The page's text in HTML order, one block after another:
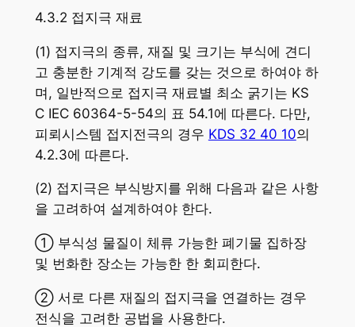
4.3.2 접지극 재료
(1) 접지극의 종류, 재질 및 크기는 부식에 견디
고 충분한 기계적 강도를 갖는 것으로 하여야 하
며, 일반적으로 접지극 재료별 최소 굵기는 KS
C IEC 60364-5-54의 표 54.1에 따른다. 다만,
피뢰시스템 접지전극의 경우 KDS 32 40 10의
4.2.3에 따른다.
(2) 접지극은 부식방지를 위해 다음과 같은 사항
을 고려하여 설계하여야 한다.
① 부식성 물질이 체류 가능한 폐기물 집하장
및 번화한 장소는 가능한 한 회피한다.
② 서로 다른 재질의 접지극을 연결하는 경우
전식을 고려한 공법을 사용한다.